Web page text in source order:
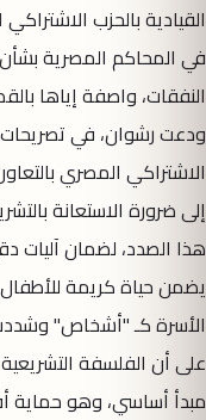
القيادية بالحزب
في المحاكم المصرية
النفقات، واصفة إياها
ودعت رشوان، في
الاشتراكي المصري
إلى ضرورة الاستعانة
هذا الصدد، لضمان آليات
يضمن حياة كريمة
الأسرة كـ "أشخاص"
على أن الفلسفة
مبدأ أساسي، وهو حماية